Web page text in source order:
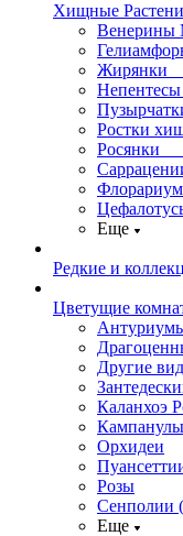
Хищные
Венерины
Жирянки
Непентесы
Ростки
Росянки
Еще
Редкие и
Цветущие
Другие
Каланхоэ
Кампанулы
Орхидеи
Розы
Сенполии
Еще